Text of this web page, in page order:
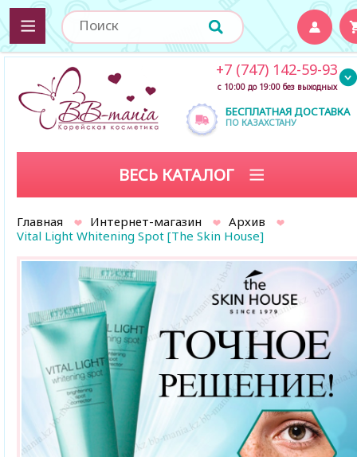
БЕСПЛАТНАЯ ДОСТАВКА
ПО КАЗАХСТАНУ
+7 (747) 142-59-93
с 10:00 до 19:00 без выходных
ВЕСЬ КАТАЛОГ
Главная Интернет-магазин
Архив
Vital Light Whitening Spot [The Skin House]